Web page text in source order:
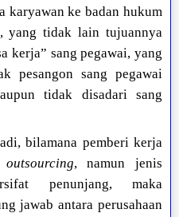
karyawan ke badan hukum
yang tidak lain tujuannya
kerja” sang pegawai, yang
pesangon sang pegawai
tidak disadari sang
bilamana pemberi kerja
outsourcing, namun jenis
penunjang, maka
jawab antara perusahaan